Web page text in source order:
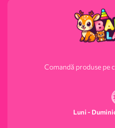
Comandă produse pe
Luni -